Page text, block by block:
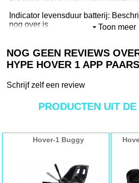
inclusief alle
uitrusting gebruikt. Beschermende
Indicator levensduur batterij:
nog over is
veiligheid van topkwaliteit
Aanpasbare LED-koplampen: Stel
een gewicht tot 120KG.
mobiele apparaat om muziek af te
motor, plan routes en meer.
Toon meer
NOG GEEN REVIEWS
HYPE HOVER 1 APP PAARS
Schrijf zelf een review
PRODUCTEN UIT
Hover-1 Buggy